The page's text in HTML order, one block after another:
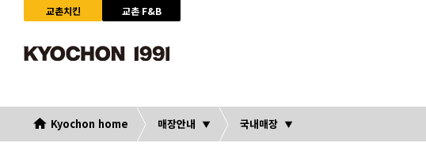
교촌치킨
교촌 F&B
Kyochon home 매장안내 국내매장